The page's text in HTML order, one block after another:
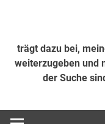
trägt dazu bei,
weiterzugeben und
der Suche